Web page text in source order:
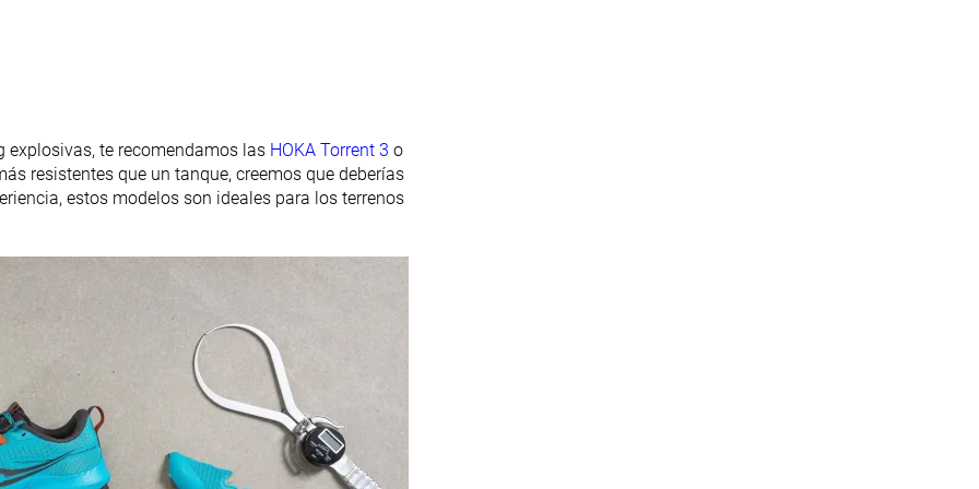
27.0 mm 23.0 mm
#181 Top 49% 29% inferior
#263 29% inferior #309 17% inferior
te recomendamos las HOKA Torrent 3 o
resistentes que un tanque, creemos que deberías
estos modelos son ideales para los terrenos